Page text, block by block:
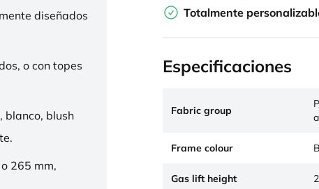
diseñados
o con topes
blanco, blush
265 mm,
Totalmente
Especificaciones
Fabric group
Frame colour
Gas lift height